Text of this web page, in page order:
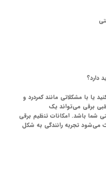
دارد؟
یا با مشکلاتی مانند کمردرد و
برقی می‌تواند یک
شما باشد. امکانات تنظیم برقی
می‌شود تجربه رانندگی به شکل